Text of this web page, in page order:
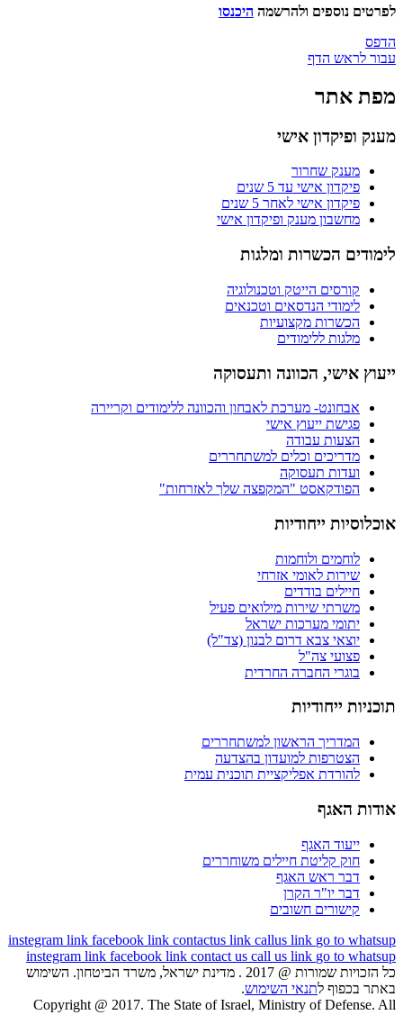
לפרטים נוספים ולהרשמה היכנסו​​
הדפס
עבור לראש הדף
מפת אתר
מענק ופיקדון אישי
מענק שחרור
פיקדון אישי עד 5 שנים
פיקדון אישי לאחר 5 שנים
מחשבון מענק ופיקדון אישי
לימודים הכשרות ומלגות
קורסים הייטק וטכנולוגיה
לימודי הנדסאים וטכנאים
הכשרות מקצועיות
מלגות ללימודים
ייעוץ אישי, הכוונה ותעסוקה
אבחונט- מערכת לאבחון והכוונה ללימודים וקריירה
פגישת ייעוץ אישי
הצעות עבודה
מדריכים וכלים למשתחררים
ועדות תעסוקה
הפודקאסט "המקפצה שלך לאזרחות"
אוכלוסיות ייחודיות
לוחמים ולוחמות
שירות לאומי אזרחי
חיילים בודדים
משרתי שירות מילואים פעיל
יתומי מערכות ישראל
יוצאי צבא דרום לבנון (צד"ל)
פצועי צה"ל
בוגרי החברה החרדית
תוכניות ייחודיות
המדריך הראשון למשתחררים
הצטרפות למועדון בהצדעה
להורדת אפליקציית תוכנית עמית
אודות האגף
ייעוד האגף
חוק קליטת חיילים משוחררים
דבר ראש האגף
דבר יו"ר הקרן
קישורים חשובים
instegram link facebook link contactus link callus link go to whatsup
instegram link facebook link contact us call us link go to whatsup
כל הזכויות שמורות @ 2017 . מדינת ישראל, משרד הביטחון. השימוש
באתר בכפוף לתנאי השימוש.
Copyright @ 2017. The State of Israel, Ministry of Defense. All